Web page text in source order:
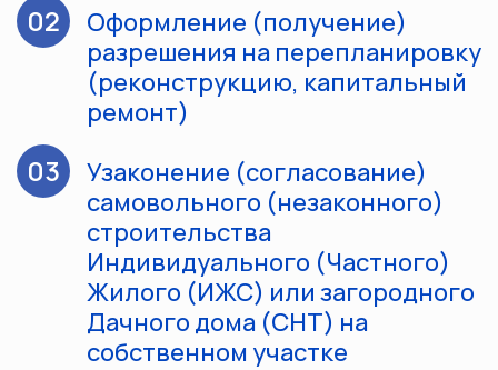
02
Оформление (получение)
разрешения на перепланировку
(реконструкцию, капитальный
ремонт)
03
Узаконение (согласование)
самовольного (незаконного)
строительства
Индивидуального (Частного)
Жилого (ИЖС) или загородного
Дачного дома (СНТ) на
собственном участке